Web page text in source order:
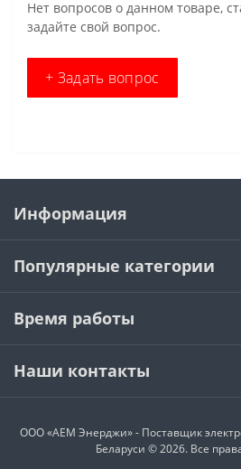
Нет вопросов о данном товаре,
задайте свой вопрос.
+ Задать вопрос
Информация
Популярные категории
Время работы
Наши контакты
ООО «АЕМ Энерджи» - Поставщик
Беларуси © 2026. Все